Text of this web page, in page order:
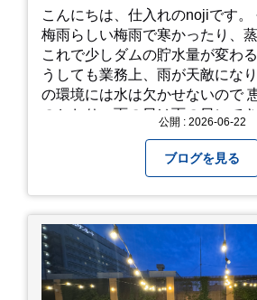
こんにちは、仕入れのnojiです。
梅雨らしい梅雨で寒かったり、
これで少しダムの貯水量が変わ
うしても業務上、雨が天敵にな
の環境には水は欠かせないので
のとおり、雨の日は雨の日にで
になってしまいましたが、お家
続く ヒメダカがいますが、その
ンボが卵を産んで、ヤゴがいた
りします。ヤゴはメダカを食べ
とは別にしたいのですが、トン
が見たくて飼ってみました。 が
そうでしたが、だめなようでし
んのトンボが飛んでいますが、
公開 : 2026-06-22
ブログを見る